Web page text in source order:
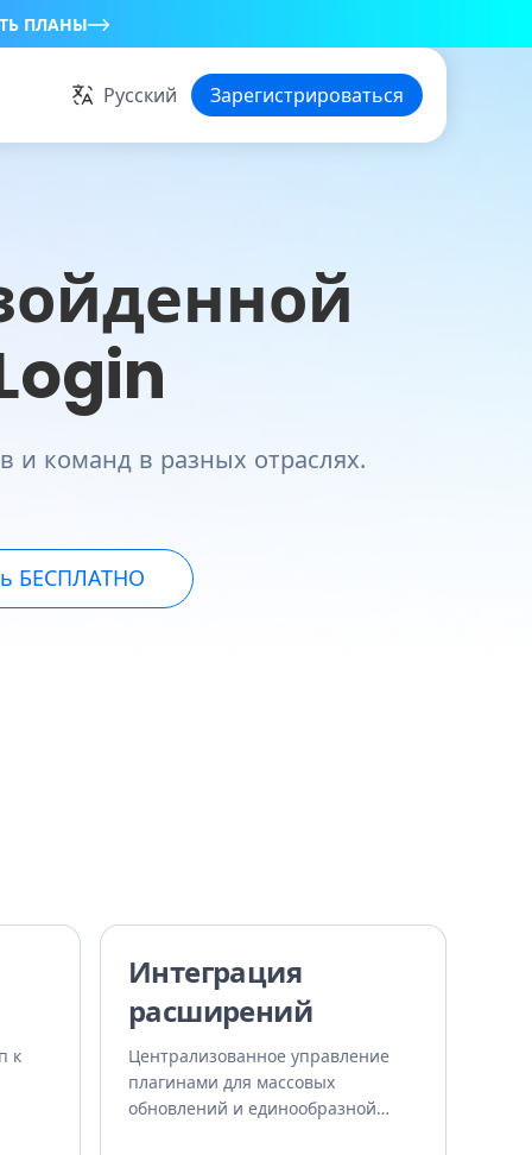
ПЛАНЫ
Русский Зарегистрироваться
и команд в разных отраслях.
БЕСПЛАТНО
к
Интеграция
расширений
Централизованное управление
плагинами для массовых
обновлений и единообразной